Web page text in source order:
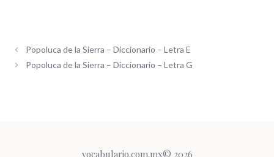
Popoluca de la Sierra – Diccionario – Letra E
Popoluca de la Sierra – Diccionario – Letra G
vocabulario.com.mx© 2026